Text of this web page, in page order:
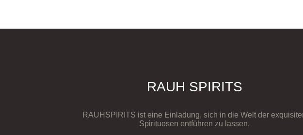
RAUH SPIRITS
RAUHSPIRITS ist eine Einladung, sich in die Welt der
Spirituosen entführen zu lassen.